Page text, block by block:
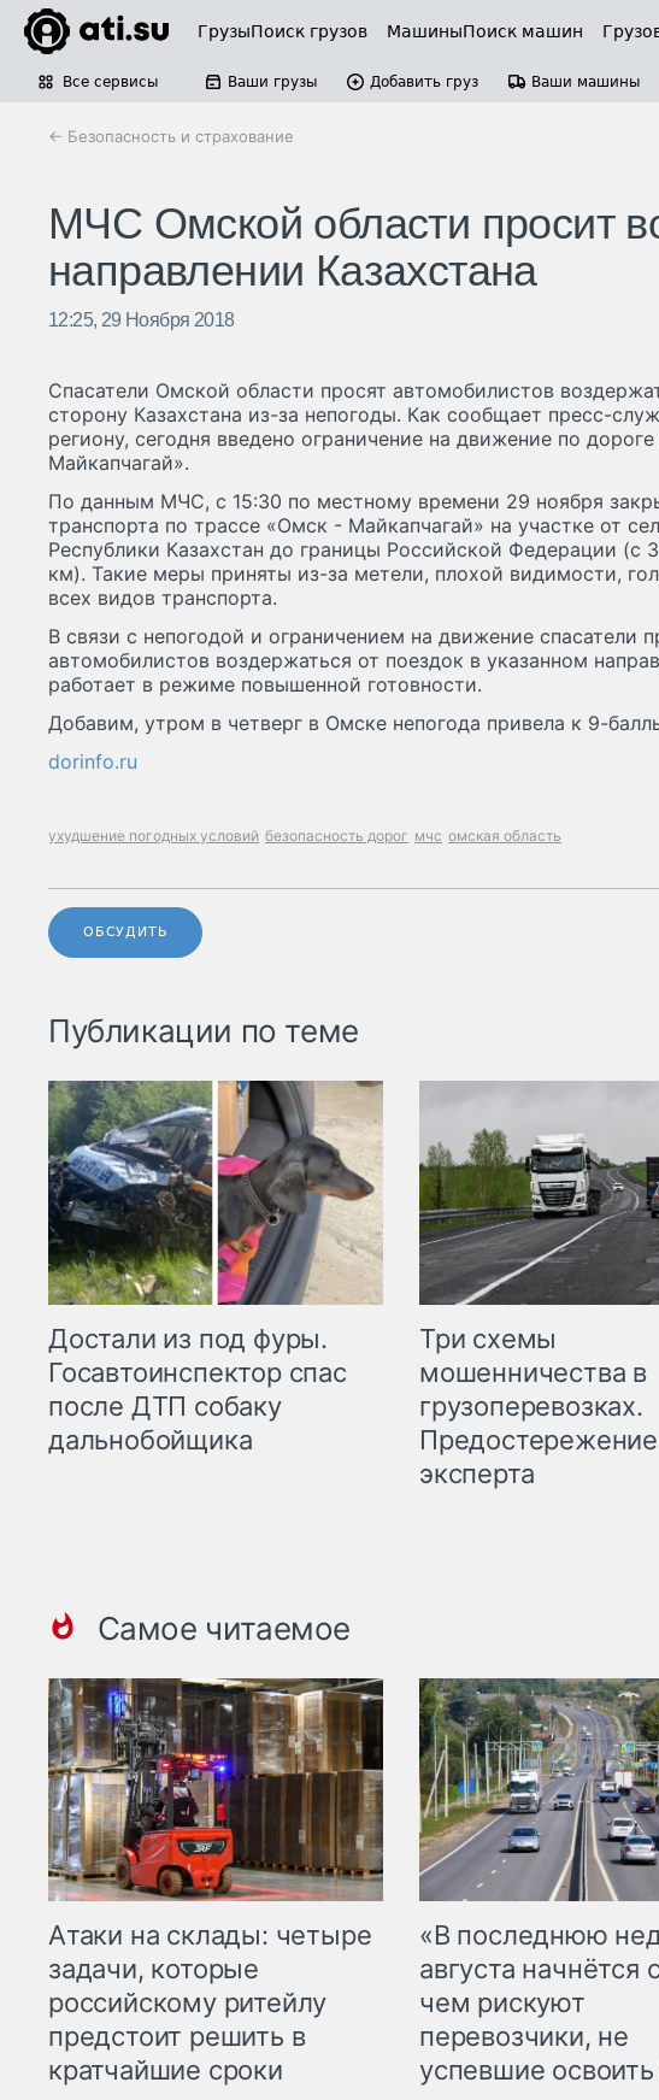
ГрузыПоиск грузов МашиныПоиск машин
Все сервисы Ваши грузы Добавить груз Ваши машины
← Безопасность и страхование
МЧС Омской области просит
направлении Казахстана
12:25, 29 Ноября 2018
Спасатели Омской области просят автомобилистов
сторону Казахстана из-за непогоды. Как сообщает пресс-
региону, сегодня введено ограничение на движение по
Майкапчагай».
По данным МЧС, с 15:30 по местному времени 29 ноября
транспорта по трассе «Омск - Майкапчагай» на участке от
Республики Казахстан до границы Российской Федерации (с
км). Такие меры приняты из-за метели, плохой видимости,
всех видов транспорта.
В связи с непогодой и ограничением на движение спасатели
автомобилистов воздержаться от поездок в указанном
работает в режиме повышенной готовности.
Добавим, утром в четверг в Омске непогода привела к 9-
dorinfo.ru
ухудшение погодных условий безопасность дорог мчс омская область
ОБСУДИТЬ
Публикации по теме
Достали из под фуры.
Госавтоинспектор спас
после ДТП собаку
дальнобойщика
Три схемы
мошенничества в
грузоперевозках.
Предостережение
эксперта
Самое читаемое
Атаки на склады: четыре
задачи, которые
российскому ритейлу
предстоит решить в
кратчайшие сроки
«В последнюю
августа начнётся
чем рискуют
перевозчики, не
успевшие